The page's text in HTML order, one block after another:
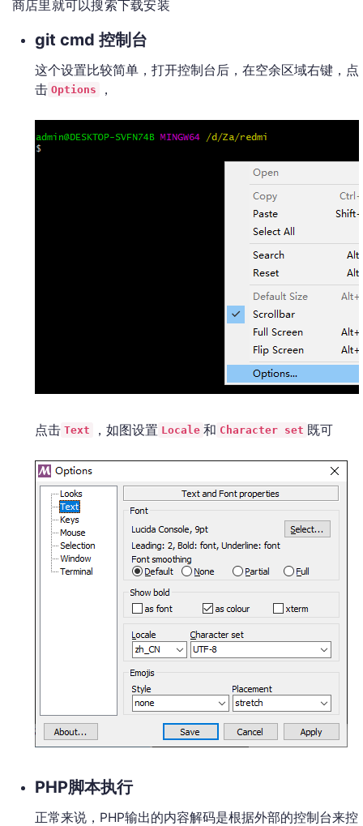
商店里就可以搜索下载安装
git cmd 控制台
这个设置比较简单，打开控制台后，在空余区域右键，点
击 Options ，
点击 Text ，如图设置 Locale 和 Character set 既可
PHP脚本执行
正常来说，PHP输出的内容解码是根据外部的控制台来控